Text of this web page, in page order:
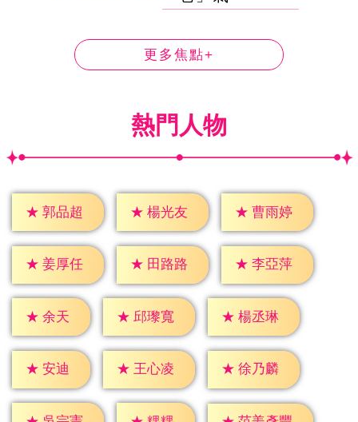
更多焦點+
熱門人物
★ 郭品超 ★ 楊光友 ★ 曹雨婷
★ 姜厚任 ★ 田路路 ★ 李亞萍
★ 余天 ★ 邱瓈寬 ★ 楊丞琳
★ 安迪 ★ 王心凌 ★ 徐乃麟